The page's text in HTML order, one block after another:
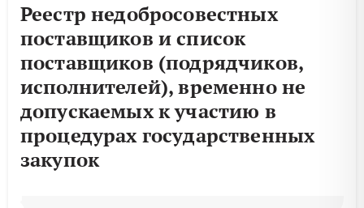
Реестр недобросовестных
поставщиков и список
поставщиков (подрядчиков,
исполнителей), временно не
допускаемых к участию в
процедурах государственных
закупок